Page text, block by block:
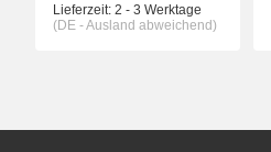
Lieferzeit: 2 - 3 Werktage
(DE - Ausland abweichend)